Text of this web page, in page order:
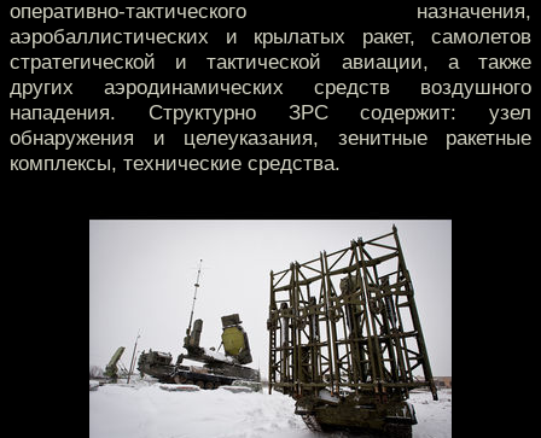
оперативно-тактического назначения,
аэробаллистических и крылатых ракет, самолетов
стратегической и тактической авиации, а также
других аэродинамических средств воздушного
нападения. Структурно ЗРС содержит: узел
обнаружения и целеуказания, зенитные ракетные
комплексы, технические средства.